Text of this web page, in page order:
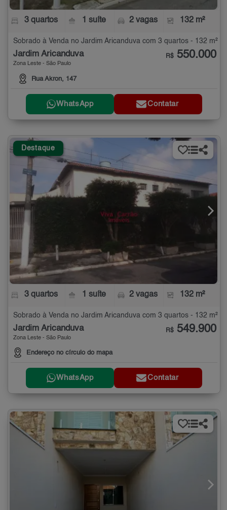
3 quartos 1 suíte 2 vagas 132 m²
Sobrado à Venda no Jardim Aricanduva com 3 quartos - 132 m²
Jardim Aricanduva
Zona Leste - São Paulo
Rua Akron, 147
R$ 550.000
WhatsApp Contatar
Destaque
3 quartos 1 suíte 2 vagas 132 m²
Sobrado à Venda no Jardim Aricanduva com 3 quartos - 132 m²
Jardim Aricanduva
Zona Leste - São Paulo
Endereço no círculo do mapa
R$ 549.900
WhatsApp Contatar